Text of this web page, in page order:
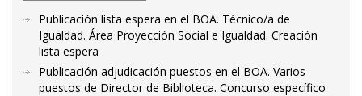
Publicación lista espera en el BOA. Técnico/a de
Igualdad. Área Proyección Social e Igualdad. Creación
lista espera
Publicación adjudicación puestos en el BOA. Varios
puestos de Director de Biblioteca. Concurso específico